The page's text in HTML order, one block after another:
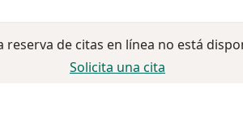
reserva de citas en línea no está
Solicita una cita